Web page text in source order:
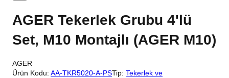
AGER Tekerlek Grubu 4'lü
Set, M10 Montajlı (AGER M10)
AGER
Ürün Kodu: AA-TKR5020-A-PSTip: Tekerlek ve